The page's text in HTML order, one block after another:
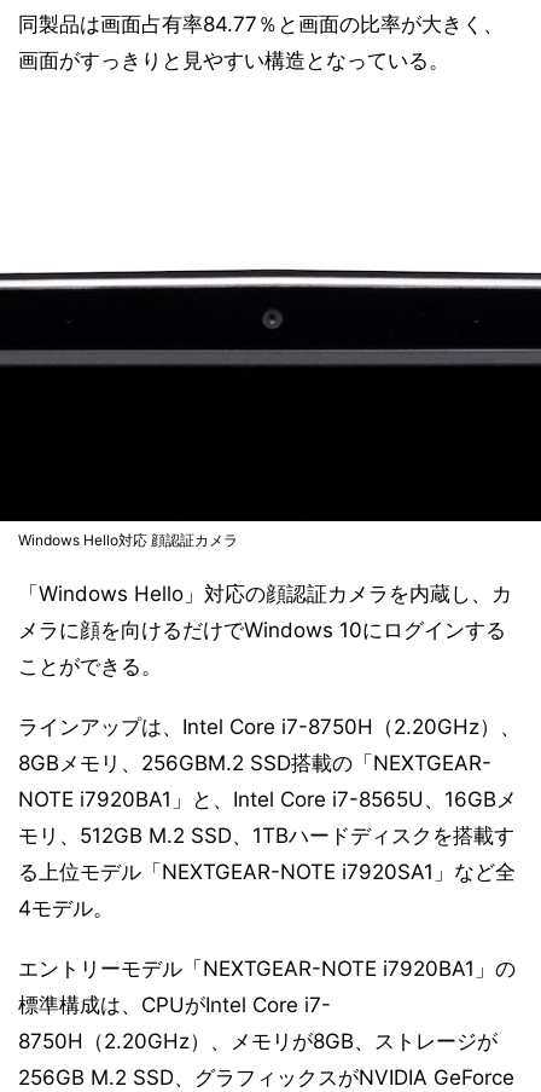
同製品は画面占有率84.77％と画面の比率が大きく、
画面がすっきりと見やすい構造となっている。
Windows Hello対応 顔認証カメラ
「Windows Hello」対応の顔認証カメラを内蔵し、カ
メラに顔を向けるだけでWindows 10にログインする
ことができる。
ラインアップは、Intel Core i7-8750H（2.20GHz）、
8GBメモリ、256GBM.2 SSD搭載の「NEXTGEAR-
NOTE i7920BA1」と、Intel Core i7-8565U、16GBメ
モリ、512GB M.2 SSD、1TBハードディスクを搭載す
る上位モデル「NEXTGEAR-NOTE i7920SA1」など全
4モデル。
エントリーモデル「NEXTGEAR-NOTE i7920BA1」の
標準構成は、CPUがIntel Core i7-
8750H（2.20GHz）、メモリが8GB、ストレージが
256GB M.2 SSD、グラフィックスがNVIDIA GeForce